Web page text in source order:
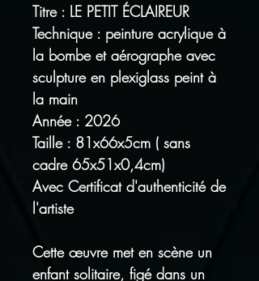
Titre : LE PETIT ÉCLAIREUR
Technique : peinture acrylique à
la bombe et aérographe avec
sculpture en plexiglass peint à
la main
Année : 2026
Taille : 81x66x5cm ( sans
cadre 65x51x0,4cm)
Avec Certificat d'authenticité de
l'artiste
Cette œuvre met en scène un
enfant solitaire, figé dans un